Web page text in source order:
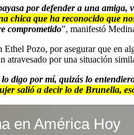
por defender a una amiga,
chica que ha reconocido que
comprometido”, manifestó
Pozo, por asegurar que en
atravesado por una situación
digo por mí, quizás lo
salió a decir lo de Brunella,
en América Hoy